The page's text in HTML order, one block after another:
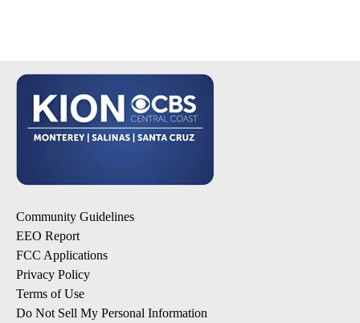
Community Guidelines
EEO Report
FCC Applications
Privacy Policy
Terms of Use
Do Not Sell My Personal Information